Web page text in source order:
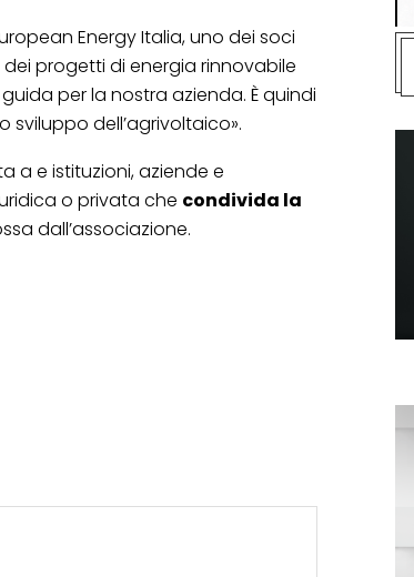
Energy Italia, uno dei soci
dei progetti di energia rinnovabile
per la nostra azienda. È quindi
dell’agrivoltaico».
a e istituzioni, aziende e
o privata che condivida la
dall’associazione.